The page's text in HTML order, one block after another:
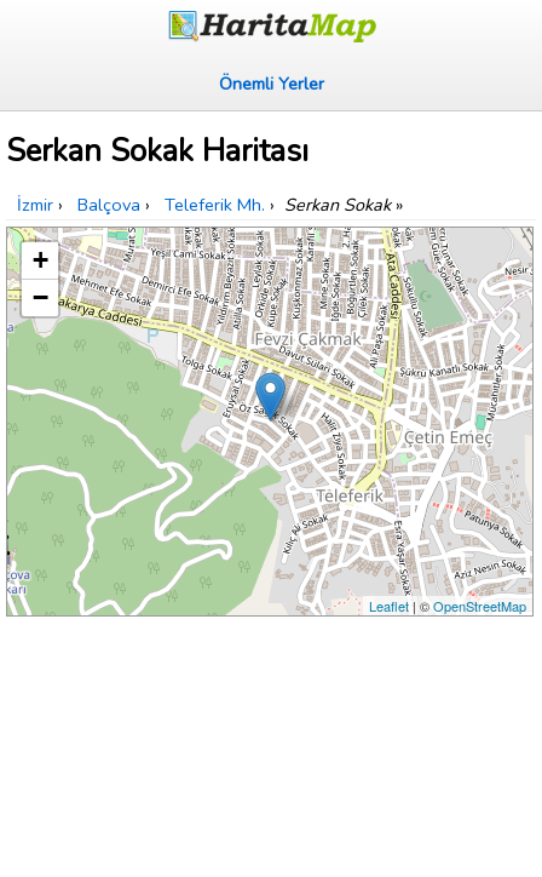
Önemli Yerler
Serkan Sokak Haritası
İzmir › Balçova › Teleferik Mh. › Serkan Sokak»
+
−
Leaflet| ©OpenStreetMap